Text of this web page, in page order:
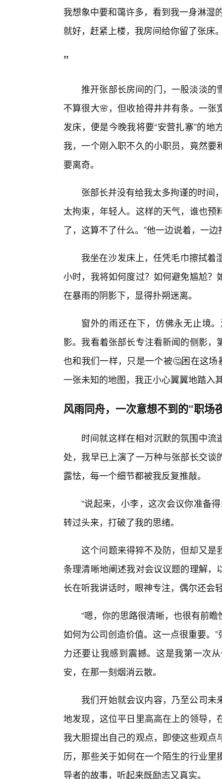
我想象中要和蔼许多，看到我一身淋湿
就好，赶紧上楼，我房间给你留了张床
”
推开张部长房间的门，一股淡淡的
不算很大🌸，但收拾得井井有条。一
发床，便是今晚我将要“安营扎寨”的
我，一个刚入职不久的小职员，竟然
要离奇。
张部长并没有给我太多拘谨的时间
太拘束，年轻人。这样的天气，谁也
了，这算不了什么。”他一边说着，一
我坐在沙发床上，任凭毛巾擦拭着
小时，我将如何度过？如何避免尴尬
在暴雨的阴影下，显得扑朔迷离。
窗外的雨还在下，仿佛永无止境
影。我看着张部长专注看新闻的侧影
也和我们一样，只是一个被🤔困在这
一张未知的地图，我正小心翼翼地踏入
风雨同舟，一次意想不到的“职场
时间就这样在相对沉默的氛围中
处，我早已上演了一万种与张部长交
露怯，每一个细节都被我反复推敲。
“说起来，小李，这次会议你准备
转过头来，打破了我的思绪。
这个问题来得猝不及防，但却又是
条理清晰地阐述我对会议议题的理解
长在听我讲话时，眼神专注，偶尔还会
“嗯，你的思路很清晰，也很有前
如何为公司创造价值。这一点很重要。
力还要让我感到震撼。这是我第一次
安，在那一刻烟消云散。
我们开始就会议内容，乃至公司
地发现，这位平日里高高在上的领导
我大胆提出自己的观点，即使这些观
历，那些关于如何在一个陌生的行业
导者的故事，听起来既励志又真实。